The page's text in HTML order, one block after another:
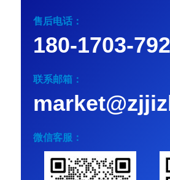
售后电话：
180-1703-
联系邮箱：
微信客服：